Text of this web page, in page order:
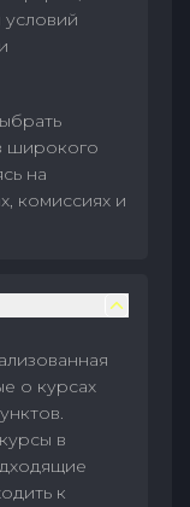
условий
широкого
на
комиссиях и
о курсах
в
к